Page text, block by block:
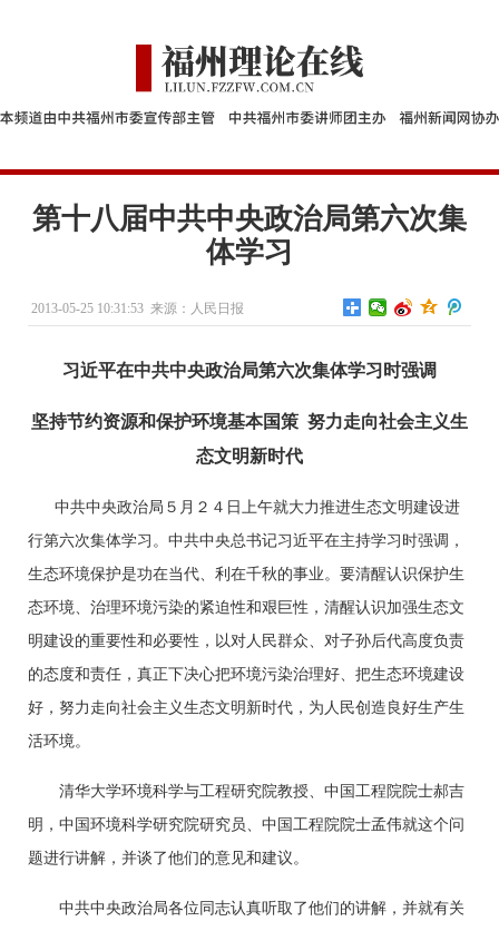
第十八届中共中央政治局第六次集
体学习
2013-05-25 10:31:53 来源：人民日报
习近平在中共中央政治局第六次集体学习时强调
坚持节约资源和保护环境基本国策 努力走向社会主义生
态文明新时代
中共中央政治局５月２４日上午就大力推进生态文明建设进
行第六次集体学习。中共中央总书记习近平在主持学习时强调，
生态环境保护是功在当代、利在千秋的事业。要清醒认识保护生
态环境、治理环境污染的紧迫性和艰巨性，清醒认识加强生态文
明建设的重要性和必要性，以对人民群众、对子孙后代高度负责
的态度和责任，真正下决心把环境污染治理好、把生态环境建设
好，努力走向社会主义生态文明新时代，为人民创造良好生产生
活环境。
清华大学环境科学与工程研究院教授、中国工程院院士郝吉
明，中国环境科学研究院研究员、中国工程院院士孟伟就这个问
题进行讲解，并谈了他们的意见和建议。
中共中央政治局各位同志认真听取了他们的讲解，并就有关